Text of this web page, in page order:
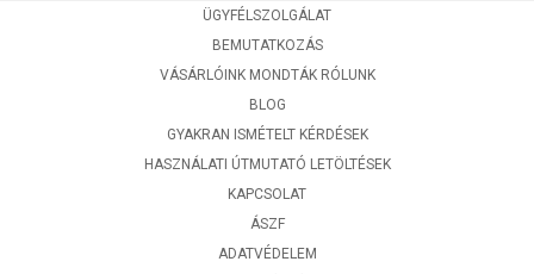
ÜGYFÉLSZOLGÁLAT
BEMUTATKOZÁS
VÁSÁRLÓINK MONDTÁK RÓLUNK
BLOG
GYAKRAN ISMÉTELT KÉRDÉSEK
HASZNÁLATI ÚTMUTATÓ LETÖLTÉSEK
KAPCSOLAT
ÁSZF
ADATVÉDELEM